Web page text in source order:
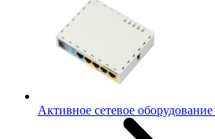
Активное сетевое оборудование